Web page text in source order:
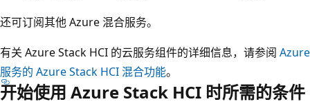
还可订阅其他 Azure 混合服务。
有关 Azure Stack HCI 的云服务组件的详细信息，请参阅 Azure
服务的 Azure Stack HCI 混合功能。
开始使用 Azure Stack HCI 时所需的条件